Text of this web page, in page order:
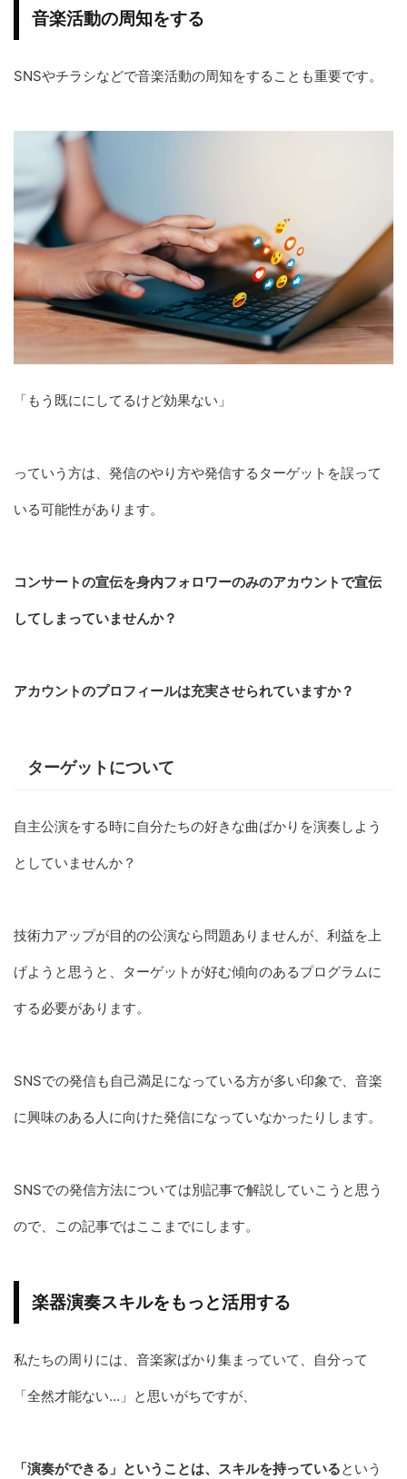
音楽活動の周知をする
SNSやチラシなどで音楽活動の周知をすることも重要です。
「もう既ににしてるけど効果ない」
っていう方は、発信のやり方や発信するターゲットを誤って
いる可能性があります。
コンサートの宣伝を身内フォロワーのみのアカウントで宣伝
してしまっていませんか？
アカウントのプロフィールは充実させられていますか？
ターゲットについて
自主公演をする時に自分たちの好きな曲ばかりを演奏しよう
としていませんか？
技術力アップが目的の公演なら問題ありませんが、利益を上
げようと思うと、ターゲットが好む傾向のあるプログラムに
する必要があります。
SNSでの発信も自己満足になっている方が多い印象で、音楽
に興味のある人に向けた発信になっていなかったりします。
SNSでの発信方法については別記事で解説していこうと思う
ので、この記事ではここまでにします。
楽器演奏スキルをもっと活用する
私たちの周りには、音楽家ばかり集まっていて、自分って
「全然才能ない…」と思いがちですが、
「演奏ができる」ということは、スキルを持っているという